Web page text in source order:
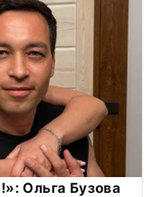
Ольга Бузова